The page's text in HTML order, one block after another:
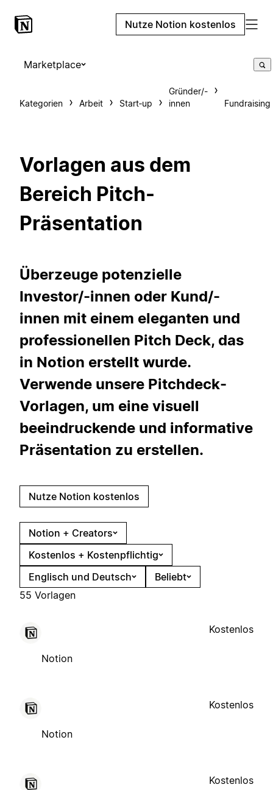
Nutze Notion kostenlos
Marketplace
Kategorien Arbeit Start‑up
Gründer/-
innen
Fundraising
Vorlagen aus dem
Bereich Pitch-
Präsentation
Überzeuge potenzielle
Investor/-innen oder Kund/-
innen mit einem eleganten und
professionellen Pitch Deck, das
in Notion erstellt wurde.
Verwende unsere Pitchdeck-
Vorlagen, um eine visuell
beeindruckende und informative
Präsentation zu erstellen.
Nutze Notion kostenlos
Notion + Creators
Kostenlos + Kostenpflichtig
Englisch und Deutsch
Beliebt
55 Vorlagen
Notion
Kostenlos
Notion
Kostenlos
Kostenlos